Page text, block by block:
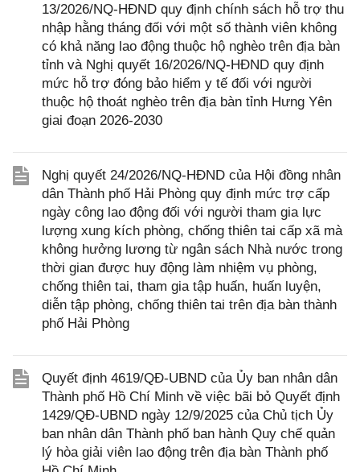
13/2026/NQ-HĐND quy định chính sách hỗ trợ thu
nhập hằng tháng đối với một số thành viên không
có khả năng lao động thuộc hộ nghèo trên địa bàn
tỉnh và Nghị quyết 16/2026/NQ-HĐND quy định
mức hỗ trợ đóng bảo hiểm y tế đối với người
thuộc hộ thoát nghèo trên địa bàn tỉnh Hưng Yên
giai đoạn 2026-2030
Nghị quyết 24/2026/NQ-HĐND của Hội đồng nhân
dân Thành phố Hải Phòng quy định mức trợ cấp
ngày công lao động đối với người tham gia lực
lượng xung kích phòng, chống thiên tai cấp xã mà
không hưởng lương từ ngân sách Nhà nước trong
thời gian được huy động làm nhiệm vụ phòng,
chống thiên tai, tham gia tập huấn, huấn luyện,
diễn tập phòng, chống thiên tai trên địa bàn thành
phố Hải Phòng
Quyết định 4619/QĐ-UBND của Ủy ban nhân dân
Thành phố Hồ Chí Minh về việc bãi bỏ Quyết định
1429/QĐ-UBND ngày 12/9/2025 của Chủ tịch Ủy
ban nhân dân Thành phố ban hành Quy chế quản
lý hòa giải viên lao động trên địa bàn Thành phố